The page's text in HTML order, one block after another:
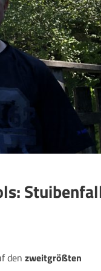
den zweitgrößten